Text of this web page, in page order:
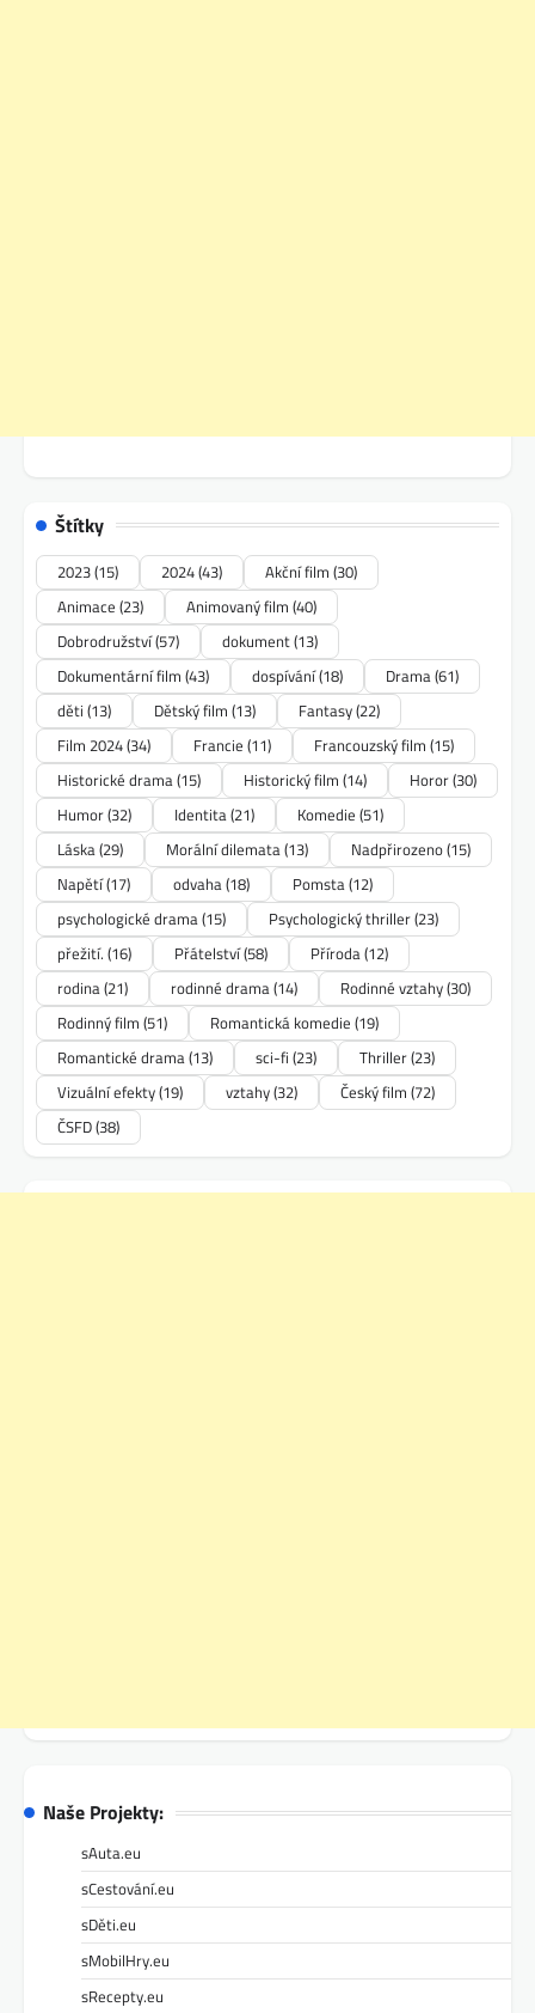
Štítky
2023(15) 2024(43) Akční film (30)
Animace (23) Animovaný film (40)
Dobrodružství(57) dokument(13)
Dokumentární film (43) dospívání(18) Drama(61)
děti (13) Dětský film (13) Fantasy(22)
Film 2024(34) Francie (11) Francouzský film (15)
Historické drama(15) Historický film (14) Horor(30)
Humor(32) Identita(21) Komedie (51)
Láska(29) Morální dilemata(13) Nadpřirozeno(15)
Napětí(17) odvaha(18) Pomsta(12)
psychologické drama(15) Psychologický thriller(23)
přežití. (16) Přátelství(58) Příroda(12)
rodina(21) rodinné drama(14) Rodinné vztahy(30)
Rodinný film (51) Romantická komedie (19)
Romantické drama(13) sci-fi (23) Thriller(23)
Vizuální efekty(19) vztahy(32) Český film (72)
ČSFD(38)
Naše Projekty:
sAuta.eu
sCestování.eu
sDěti.eu
sMobilHry.eu
sRecepty.eu